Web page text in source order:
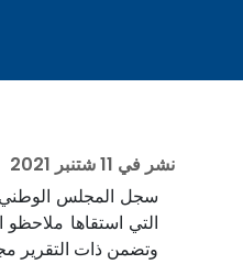
نشر في 11 شتنبر 2021
التي استقاها
وتضمن ذات التقرير مجموعة من الملاحظات